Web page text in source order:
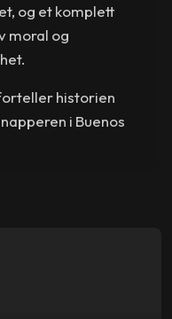
og et komplett
moral og
historien
i Buenos